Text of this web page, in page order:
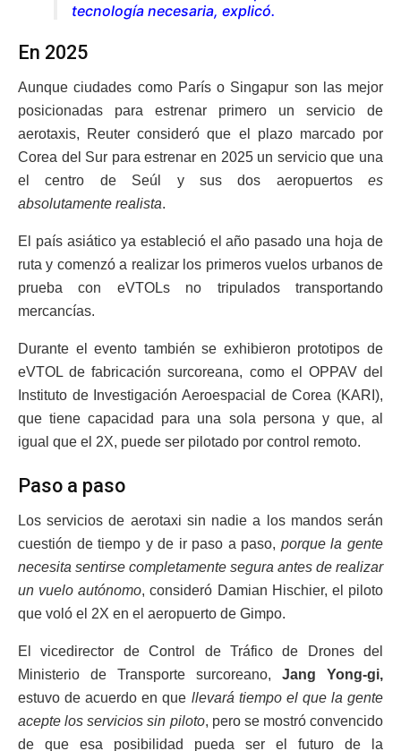
tecnología necesaria, explicó.
En 2025
Aunque ciudades como París o Singapur son las mejor
posicionadas para estrenar primero un servicio de
aerotaxis, Reuter consideró que el plazo marcado por
Corea del Sur para estrenar en 2025 un servicio que una
el centro de Seúl y sus dos aeropuertos es
absolutamente realista.
El país asiático ya estableció el año pasado una hoja de
ruta y comenzó a realizar los primeros vuelos urbanos de
prueba con eVTOLs no tripulados transportando
mercancías.
Durante el evento también se exhibieron prototipos de
eVTOL de fabricación surcoreana, como el OPPAV del
Instituto de Investigación Aeroespacial de Corea (KARI),
que tiene capacidad para una sola persona y que, al
igual que el 2X, puede ser pilotado por control remoto.
Paso a paso
Los servicios de aerotaxi sin nadie a los mandos serán
cuestión de tiempo y de ir paso a paso, porque la gente
necesita sentirse completamente segura antes de realizar
un vuelo autónomo, consideró Damian Hischier, el piloto
que voló el 2X en el aeropuerto de Gimpo.
El vicedirector de Control de Tráfico de Drones del
Ministerio de Transporte surcoreano, Jang Yong-gi,
estuvo de acuerdo en que llevará tiempo el que la gente
acepte los servicios sin piloto, pero se mostró convencido
de que esa posibilidad pueda ser el futuro de la